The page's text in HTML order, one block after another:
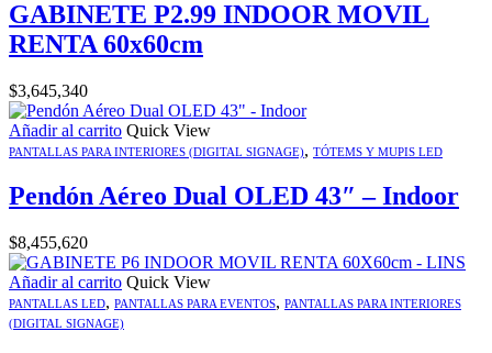
GABINETE P2.99 INDOOR MOVIL
RENTA 60x60cm
$3,645,340
Añadir al carrito Quick View
PANTALLAS PARA INTERIORES (DIGITAL SIGNAGE), TÓTEMS Y MUPIS LED
Pendón Aéreo Dual OLED 43″ – Indoor
$8,455,620
Añadir al carrito Quick View
PANTALLAS LED, PANTALLAS PARA EVENTOS, PANTALLAS PARA INTERIORES
(DIGITAL SIGNAGE)